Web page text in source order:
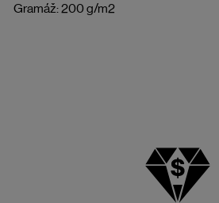
Gramáž: 200 g/m2